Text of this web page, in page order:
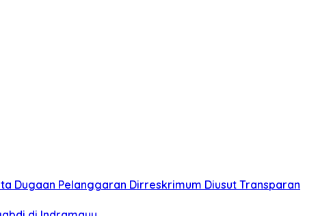
Dugaan Pelanggaran Dirreskrimum Diusut Transparan